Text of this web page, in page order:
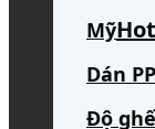
Mỹ
Dán
Độ